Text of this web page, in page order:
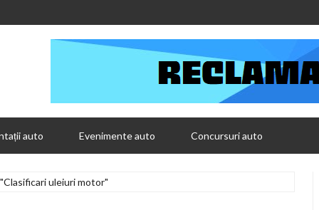
auto Evenimente auto Concursuri auto
uleiuri motor"